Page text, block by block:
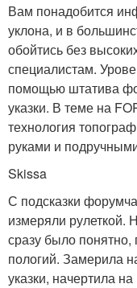
Вам понадобится
уклона, и в
обойтись без
специалистам.
помощью штатива
указки. В теме на
технология
руками и
Skissa
С подсказки
измеряли рулеткой.
сразу было понятно,
пологий. Замерила
указки, начертила